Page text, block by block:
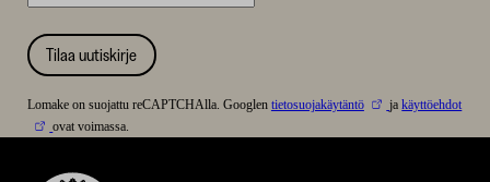
Tilaa uutiskirje
Lomake on suojattu reCAPTCHAlla. Googlen tietosuojakäytäntö jakäyttöehdot
ovat voimassa.